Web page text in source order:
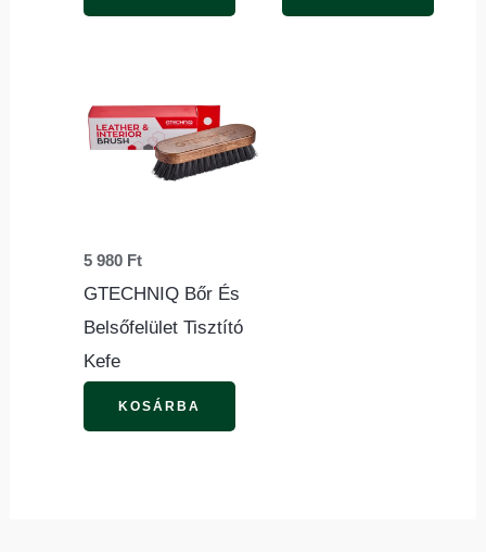
5 980 Ft
GTECHNIQ Bőr És
Belsőfelület Tisztító
Kefe
KOSÁRBA